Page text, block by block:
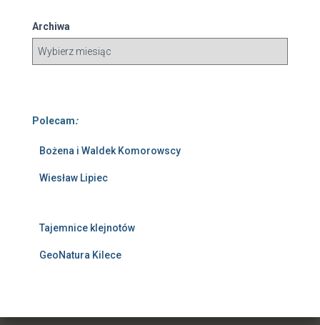
Archiwa
Polecam:
Bożena i Waldek Komorowscy
Wiesław Lipiec
Tajemnice klejnotów
GeoNatura Kilece